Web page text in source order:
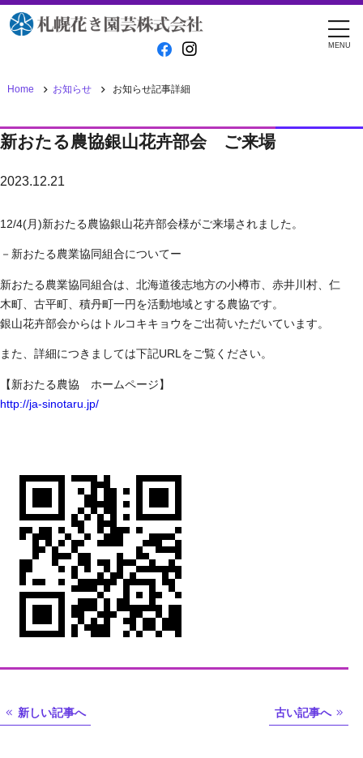
MENU
Home お知らせ お知らせ記事詳細
新おたる農協銀山花卉部会 ご来場
2023.12.21
12/4(月)新おたる農協銀山花卉部会様がご来場されました。
－新おたる農業協同組合についてー
新おたる農業協同組合は、北海道後志地方の小樽市、赤井川村、仁
木町、古平町、積丹町一円を活動地域とする農協です。
銀山花卉部会からはトルコキキョウをご出荷いただいています。
また、詳細につきましては下記URLをご覧ください。
【新おたる農協 ホームページ】
http://ja-sinotaru.jp/
新しい記事へ 古い記事へ